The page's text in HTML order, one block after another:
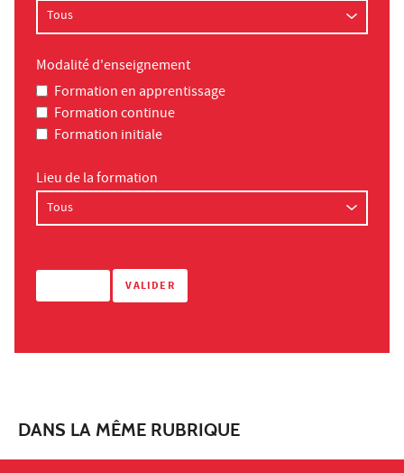
Modalité d'enseignement
Formation en apprentissage
Formation continue
Formation initiale
Lieu de la formation
DANS LA MÊME RUBRIQUE